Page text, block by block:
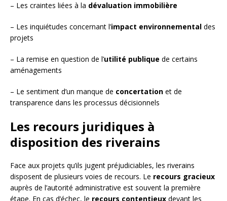
– Les craintes liées à la dévaluation immobilière
– Les inquiétudes concernant l’impact environnemental des
projets
– La remise en question de l’utilité publique de certains
aménagements
– Le sentiment d’un manque de concertation et de
transparence dans les processus décisionnels
Les recours juridiques à
disposition des riverains
Face aux projets qu’ils jugent préjudiciables, les riverains
disposent de plusieurs voies de recours. Le recours gracieux
auprès de l’autorité administrative est souvent la première
étape. En cas d’échec, le recours contentieux devant les